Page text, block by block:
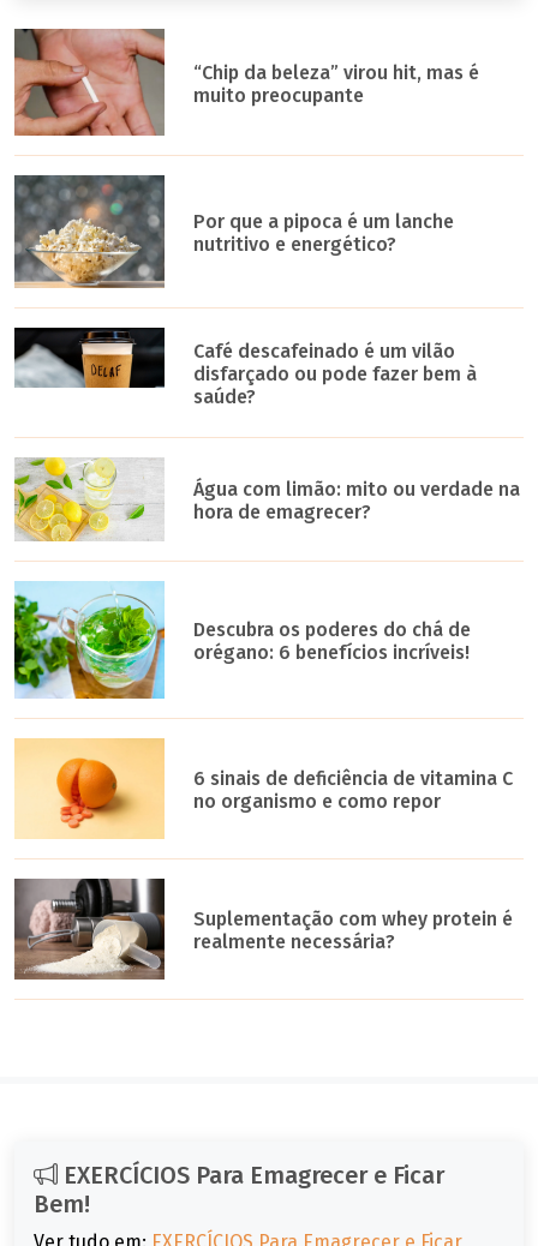
“Chip da beleza” virou hit, mas é
muito preocupante
Por que a pipoca é um lanche
nutritivo e energético?
Café descafeinado é um vilão
disfarçado ou pode fazer bem à
saúde?
Água com limão: mito ou verdade na
hora de emagrecer?
Descubra os poderes do chá de
orégano: 6 benefícios incríveis!
6 sinais de deficiência de vitamina C
no organismo e como repor
Suplementação com whey protein é
realmente necessária?
EXERCÍCIOS Para Emagrecer e Ficar
Bem!
Ver tudo em: EXERCÍCIOS Para Emagrecer e Ficar